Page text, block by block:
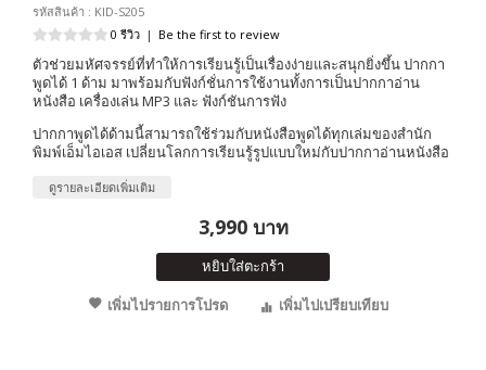
รหัสสินค้า : KID-S205
0 รีวิว | Be the first to review
ตัวช่วยมหัศจรรย์ที่ทำให้การเรียนรู้เป็นเรื่องง่ายและสนุกยิ่งขึ้น ปากกา
พูดได้ 1 ด้าม มาพร้อมกับฟังก์ชั่นการใช้งานทั้งการเป็นปากกาอ่าน
หนังสือ เครื่องเล่น MP3 และ ฟังก์ชันการฟัง
ปากกาพูดได้ด้ามนี้สามารถใช้ร่วมกับหนังสือพูดได้ทุกเล่มของสำนัก
พิมพ์เอ็มไอเอส เปลี่ยนโลกการเรียนรู้รูปแบบใหม่กับปากกาอ่านหนังสือ
ดูรายละเอียดเพิ่มเติม
3,990 บาท
หยิบใส่ตะกร้า
เพิ่มไปรายการโปรด
เพิ่มไปเปรียบเทียบ